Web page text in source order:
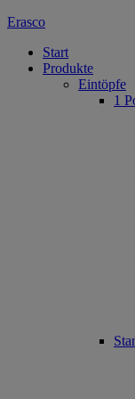
Erasco
Start
Produkte
Eintöpfe
1